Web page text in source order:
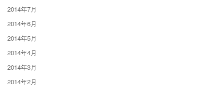
2014年7月
2014年6月
2014年5月
2014年4月
2014年3月
2014年2月